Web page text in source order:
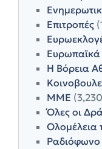
Επιτροπές
Ευρωπαϊκά
Η Βόρεια
ΜΜΕ
Όλες οι
Ολομέλεια
Ραδιόφωνο